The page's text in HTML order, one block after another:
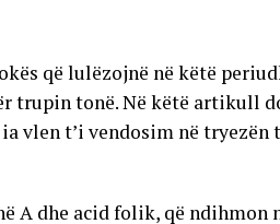
që lulëzojnë në këtë
trupin tonë. Në këtë artikull
vlen t’i vendosim në tryezën
A dhe acid folik, që ndihmon